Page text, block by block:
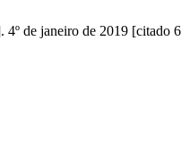
de janeiro de 2019 [citado